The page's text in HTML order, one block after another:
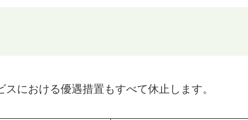
における優遇措置もすべて休止します。